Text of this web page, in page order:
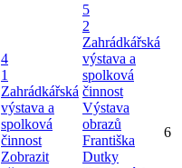
4
1
Zahrádkářská
výstava a
spolková
činnost
Zobrazit
5
2
Zahrádkářská
výstava a
spolková
činnost
Výstava
obrazů
Františka
Dutky
6